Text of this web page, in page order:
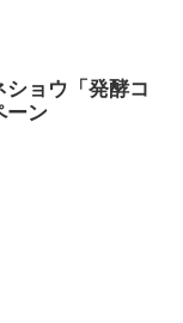
ショウ「発酵コ
ーン